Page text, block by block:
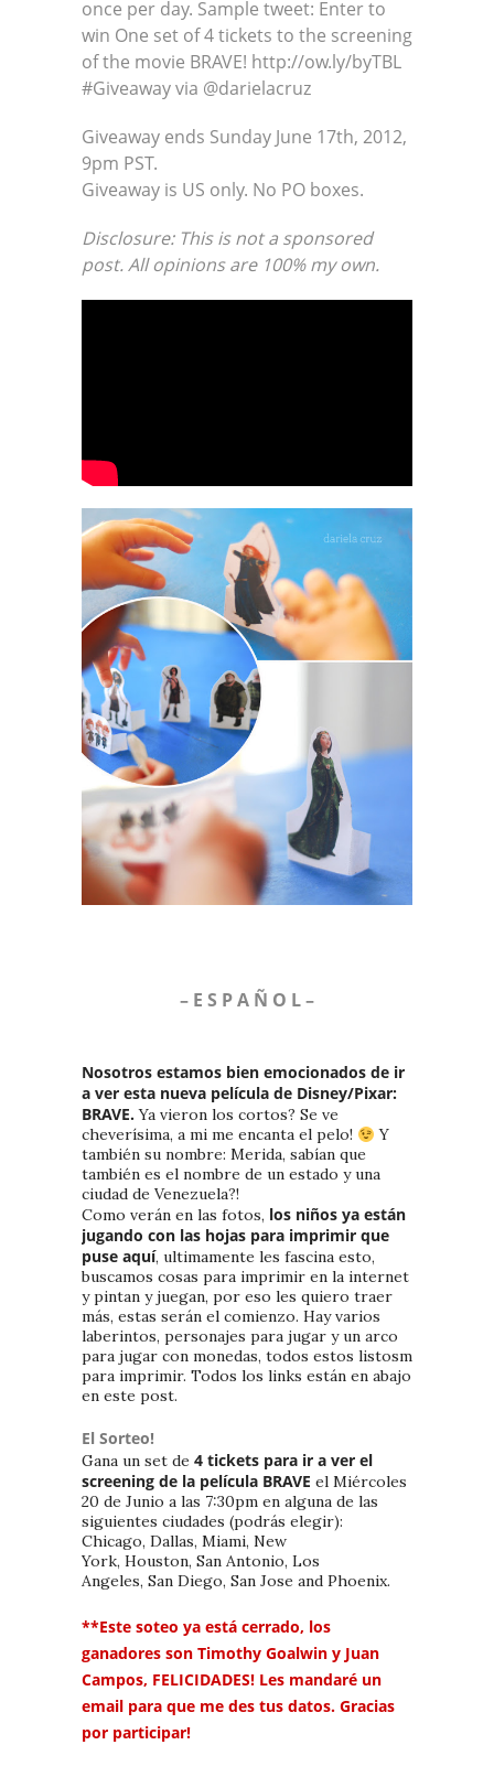
once per day. Sample tweet: Enter to
win One set of 4 tickets to the screening
of the movie BRAVE! http://ow.ly/byTBL
#Giveaway via @darielacruz
Giveaway ends Sunday June 17th, 2012,
9pm PST.
Giveaway is US only. No PO boxes.
Disclosure: This is not a sponsored
post. All opinions are 100% my own.
– E S P A Ñ O L –
Nosotros estamos bien emocionados de ir
a ver esta nueva película de Disney/Pixar:
BRAVE.Ya vieron los cortos? Se ve
cheverísima, a mi me encanta el pelo!
Y
también su nombre: Merida, sabían que
también es el nombre de un estado y una
ciudad de Venezuela?!
Como verán en las fotos, los niños ya están
jugando con las hojas para imprimir que
puse aquí, ultimamente les fascina esto,
buscamos cosas para imprimir en la internet
y pintan y juegan, por eso les quiero traer
más, estas serán el comienzo. Hay varios
laberintos, personajes para jugar y un arco
para jugar con monedas, todos estos listosm
para imprimir. Todos los links están en abajo
en este post.
El Sorteo!
Gana un set de 4 tickets para ir a ver el
screening de la película BRAVE el Miércoles
20 de Junio a las 7:30pm en alguna de las
siguientes ciudades (podrás elegir):
Chicago, Dallas, Miami, New
York, Houston, San Antonio, Los
Angeles, San Diego, San Jose and Phoenix.
**Este soteo ya está cerrado, los
ganadores son Timothy Goalwin y Juan
Campos, FELICIDADES! Les mandaré un
email para que me des tus datos. Gracias
por participar!